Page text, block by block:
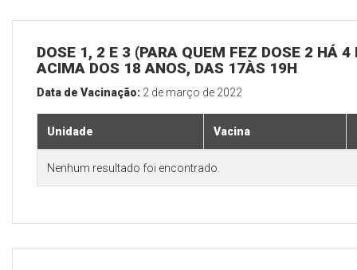
DOSE 1, 2 E 3 (PARA QUEM FEZ DOSE 2 HÁ
ACIMA DOS 18 ANOS, DAS 17ÀS 19H
Data de Vacinação: 2 de março de 2022
Unidade Vacina
Nenhum resultado foi encontrado.